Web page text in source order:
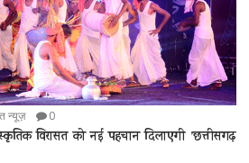
न्यूज़ 0
विरासत को नई पहचान दिलाएगी ’छत्तीसगढ़